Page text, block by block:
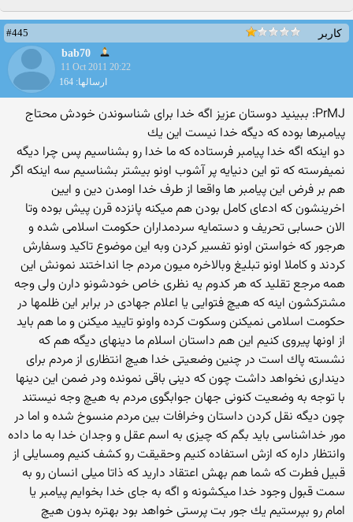
کاربر
#445
bab70
11 Oct 2011 20:22
ارسالها: 164
PrMJ: ببینید دوستان عزیز اگه خدا برای شناسوندن خودش محتاج
پیامبرها بوده كه دیگه خدا نیست این یك
دو اینكه اگه خدا پیامبر فرستاده كه ما خدا رو بشناسیم پس چرا دیگه
نمیفرسته كه تو این دنیایه پر آشوب اونو بیشتر بشناسیم سه اینكه اگر
هم بر فرض این پیامبر ها واقعا از طرف خدا اومدن دین و ایین
اخرینشون كه ادعای كامل بودن هم میكنه پانزده قرن پیش بوده وتا
الان حسابی تحریف و دستمایه سردمداران حكومت اسلامی شده و
هرجور كه خواستن اونو تفسیر كردن وبه این موضوع تاكید وسفارش
كردند و كاملا اونو تبلیغ وبالاخره میون مردم جا انداختند نمونش این
همه مرجع تقلید كه هر كدوم یه نظری خاص خودشونو دارن ولی وجه
مشتركشون اینه كه هیچ فتوایی یا اعلام جهادی در برابر این ظلمها در
حكومت اسلامی نمیكنن وسكوت كرده واونو تایید میكنن و ما هم باید
از اونها پیروی كنیم این هم داستان اسلام ما دینهای دیگه هم كه
نشسته پاك است در چنین وضعیتی خدا هیچ انتظاری از مردم برای
دینداری نخواهد داشت چون كه دینی باقی نمونده ودر ضمن این دینها
با توجه به وضعیت كنونی جهان جوابگوی مردم به هیچ وجه نیستند
چون دیگه نقل كردن داستان وخرافات بین مردم منسوخ شده و اما در
مور خداشناسی باید بگم كه چیزی به اسم عقل و وجدان خدا به ما داده
وانتظار داره كه ازش استفاده كنیم وحقیقت رو كشف كنیم ومسایلی از
قبیل فطرت كه شما هم بهش اعتقاد دارید كه ذاتا میلی انسان رو به
سمت قبول وجود خدا میكشونه و اگه به جای خدا بخوایم پیامبر یا
امام رو بپرستیم یك جور بت پرستی خواهد بود بهتره بدون هیچ